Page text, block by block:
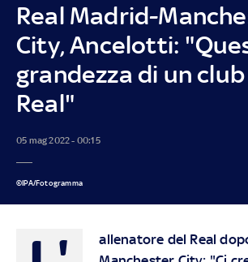
Real Madrid-
City, Ancelotti:
grandezza di un
Real"
05 mag 2022 - 00:15
©IPA/Fotogramma
allenatore del Real